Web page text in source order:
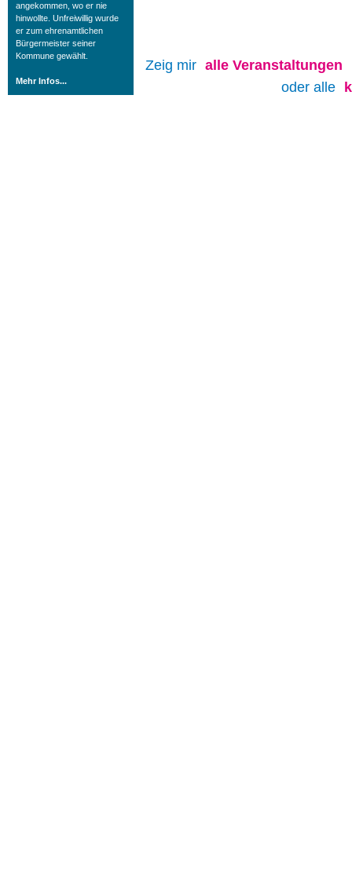
angekommen, wo er nie
hinwollte. Unfreiwillig wurde
er zum ehrenamtlichen
Bürgermeister seiner
Kommune gewählt.
Mehr Infos...
Zeig mir alle Veranstaltungen
oder alle